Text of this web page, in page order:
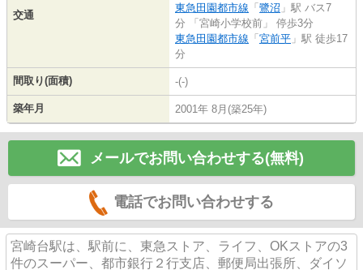
交通
東急田園都市線 「 鷺沼 」駅 バス7
分 「宮崎小学校前」 停歩3分
東急田園都市線 「 宮前平 」駅 徒歩17
分
間取り(面積) -(-)
築年月 2001年 8月(築25年)
メールでお問い合わせする(無料)
電話でお問い合わせする
宮崎台駅は、駅前に、東急ストア、ライフ、OKストアの3
件のスーパー、都市銀行２行支店、郵便局出張所、ダイソ